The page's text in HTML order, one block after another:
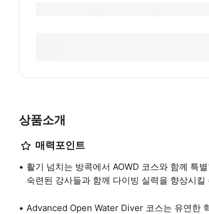
상품소개
매력포인트
활기 넘치는 방콕에서 AOWD 코스와 함께 특
숙련된 강사들과 함께 다이빙 실력을 향상시
Advanced Open Water Diver 코스는 유연한